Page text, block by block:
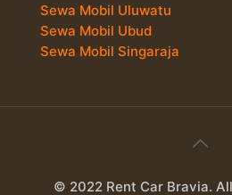
Sewa Mobil Uluwatu
Sewa Mobil Ubud
Sewa Mobil Singaraja
© 2022 Rent Car Bravia.